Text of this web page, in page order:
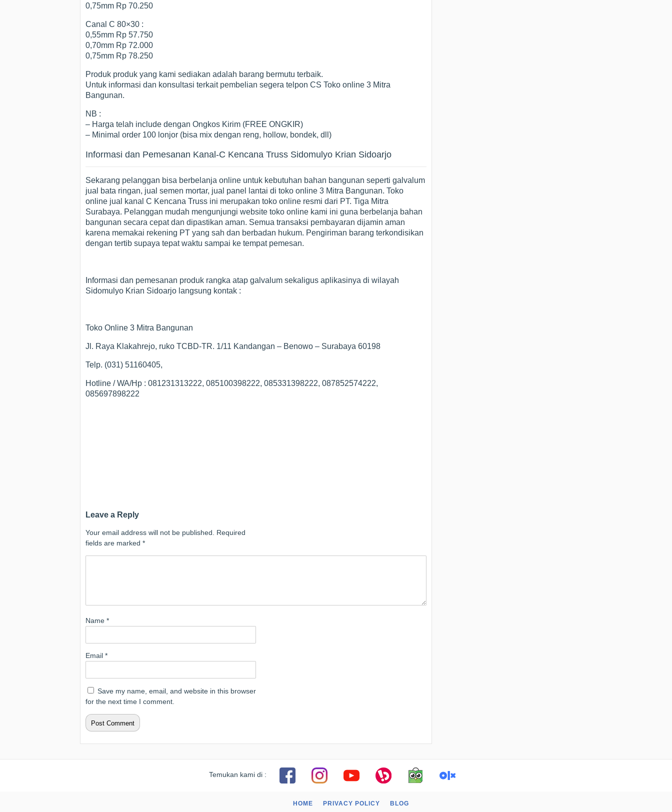
0,75mm Rp 70.250
Canal C 80×30 :
0,55mm Rp 57.750
0,70mm Rp 72.000
0,75mm Rp 78.250
Produk produk yang kami sediakan adalah barang bermutu terbaik.
Untuk informasi dan konsultasi terkait pembelian segera telpon CS Toko online 3 Mitra
Bangunan.
NB :
– Harga telah include dengan Ongkos Kirim (FREE ONGKIR)
– Minimal order 100 lonjor (bisa mix dengan reng, hollow, bondek, dll)
Informasi dan Pemesanan Kanal-C Kencana Truss Sidomulyo Krian Sidoarjo
Sekarang pelanggan bisa berbelanja online untuk kebutuhan bahan bangunan seperti galvalum
jual bata ringan, jual semen mortar, jual panel lantai di toko online 3 Mitra Bangunan. Toko
online jual kanal C Kencana Truss ini merupakan toko online resmi dari PT. Tiga Mitra
Surabaya. Pelanggan mudah mengunjungi website toko online kami ini guna berbelanja bahan
bangunan secara cepat dan dipastikan aman. Semua transaksi pembayaran dijamin aman
karena memakai rekening PT yang sah dan berbadan hukum. Pengiriman barang terkondisikan
dengan tertib supaya tepat waktu sampai ke tempat pemesan.
Informasi dan pemesanan produk rangka atap galvalum sekaligus aplikasinya di wilayah
Sidomulyo Krian Sidoarjo langsung kontak :
Toko Online 3 Mitra Bangunan
Jl. Raya Klakahrejo, ruko TCBD-TR. 1/11 Kandangan – Benowo – Surabaya 60198
Telp. (031) 51160405,
Hotline / WA/Hp : 081231313222, 085100398222, 085331398222, 087852574222,
085697898222
Leave a Reply
Your email address will not be published.
Required
fields are marked *
Name *
Email *
Save my name, email, and website in this browser
for the next time I comment.
Temukan kami di :
HOME PRIVACY POLICY BLOG